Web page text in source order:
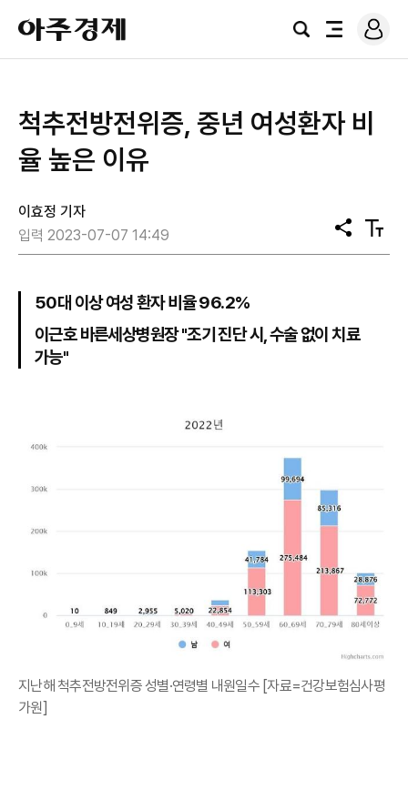
아
주
경
검
전
로
그
척추전방전위증, 중년 여성환자 비
율 높은 이유
이효정 기자
입력 2023-07-07 14:49
공
유
텍
스
50대 이상 여성 환자 비율 96.2%
이근호 바른세상병원장 "조기 진단 시, 수술 없이 치료
가능"
지난해 척추전방전위증 성별·연령별 내원일수 [자료=건강보험심사평
가원]